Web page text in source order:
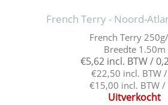
French Terry - Noord-
French Terry
Breedte 1.50m
€5,62 incl. BTW /
€22,50 incl. BTW
€15,00 incl. BTW /
Uitverkocht